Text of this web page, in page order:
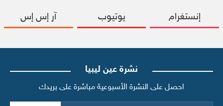
إنستغرام يوتيوب آر إس إس
نشرة عين ليبيا
احصل على النشرة الأسبوعية مباشرة على بريدك